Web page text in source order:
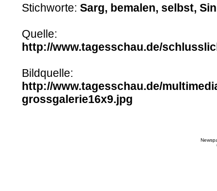
Stichworte:Sarg, bemalen, selbst,
Quelle:
http://www.tagesschau.de/
Bildquelle:
http://www.tagesschau.de/
grossgalerie16x9.jpg